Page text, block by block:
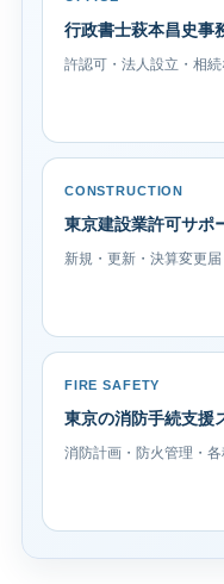
行政書士萩本昌史事
許認可・法人設立・相
CONSTRUCTION
東京建設業許可サポ
新規・更新・決算変更
FIRE SAFETY
東京の消防手続支援
消防計画・防火管理・